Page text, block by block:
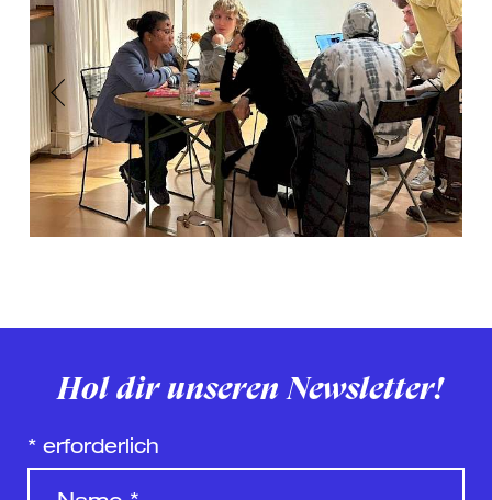
Previous Next
Hol dir unseren Newsletter!
* erforderlich